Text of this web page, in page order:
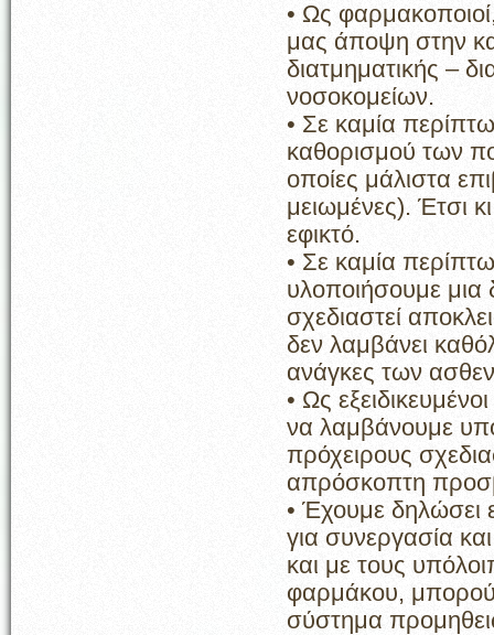
• Ως
μας άποψη στην
διατμηματικής –
νοσοκομείων.
• Σε καμία
καθορισμού των
οποίες μάλιστα
μειωμένες). Έτσι
εφικτό.
• Σε καμία
υλοποιήσουμε μια
σχεδιαστεί
δεν λαμβάνει
ανάγκες των
• Ως
να λαμβάνουμε
πρόχειρους
απρόσκοπτη
• Έχουμε δηλώσει
για συνεργασία
και με τους
φαρμάκου,
σύστημα